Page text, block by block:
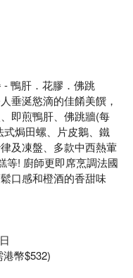
鴨肝．花膠．佛跳
垂涎慾滴的佳餚美饌，
即煎鴨肝、佛跳牆(每
式焗田螺、片皮鵝、鐵
及凍盤、多款中西熱葷
等! 廚師更即席烹調法國
口感和橙酒的香甜味
港幣$532)